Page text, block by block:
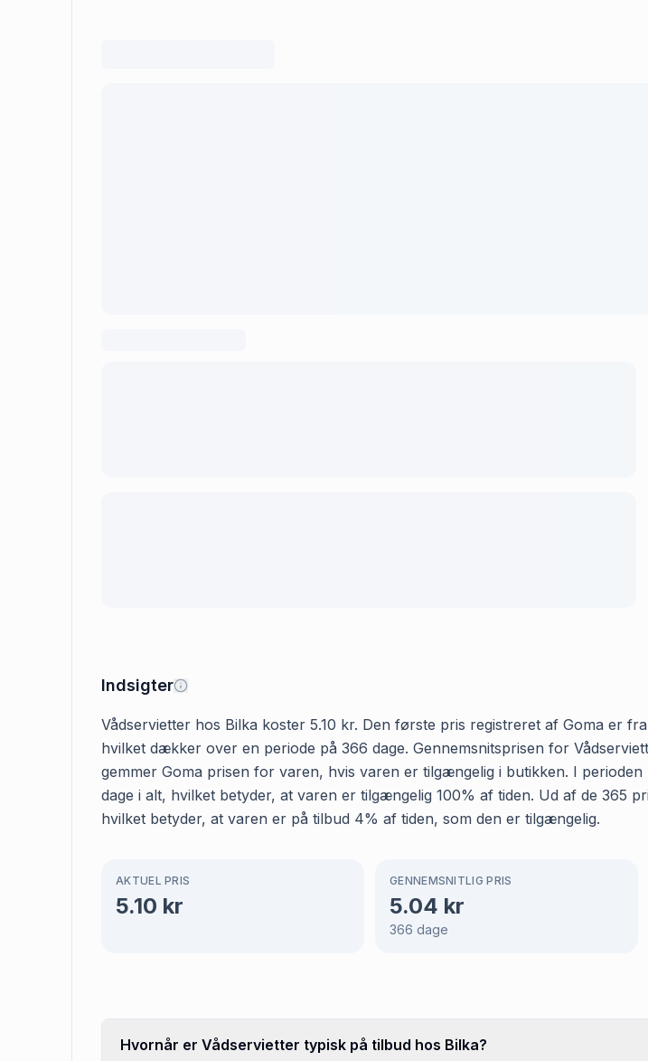
Indsigter
Vådservietter hos Bilka koster 5.10 kr. Den første pris registreret af Goma er
hvilket dækker over en periode på 366 dage. Gennemsnitsprisen for
gemmer Goma prisen for varen, hvis varen er tilgængelig i butikken. I
dage i alt, hvilket betyder, at varen er tilgængelig 100% af tiden. Ud af de 365
hvilket betyder, at varen er på tilbud 4% af tiden, som den er tilgængelig.
AKTUEL PRIS
5.10 kr
GENNEMSNITLIG PRIS
5.04 kr
366 dage
Hvornår er Vådservietter typisk på tilbud hos Bilka?